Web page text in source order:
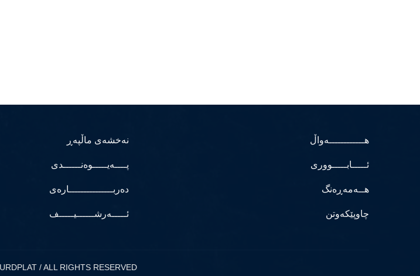
هــــــــــــەواڵ
ئـــــابـــــووری
هــەمەڕەنگ
چاوپێکەوتن
نەخشەی ماڵپەڕ
پــــەیـــــوەنــــــدی
دەربـــــــــــــــارەی
ئـــــەرشــــــیـــــف
/ ALL RIGHTS RESERVED